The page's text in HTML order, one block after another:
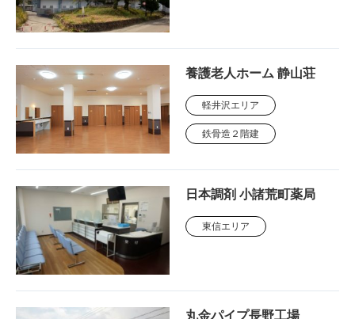
養護老人ホーム 静山荘
軽井沢エリア
鉄骨造２階建
日本調剤 小諸荒町薬局
東信エリア
丸金パイプ長野工場